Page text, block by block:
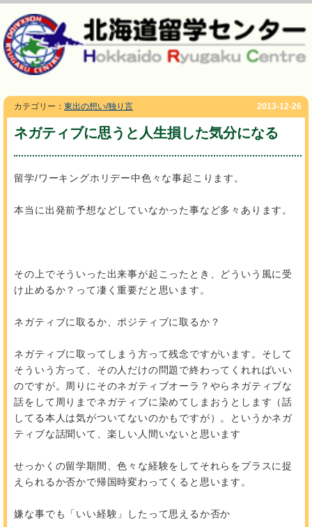
カテゴリー：東出の想い/独り言 2013-12-26
ネガティブに思うと人生損した気分になる
留学/ワーキングホリデー中色々な事起こります。
本当に出発前予想などしていなかった事など多々あります。
その上でそういった出来事が起こったとき、どういう風に受
け止めるか？って凄く重要だと思います。
ネガティブに取るか、ポジティブに取るか？
ネガティブに取ってしまう方って残念ですがいます。そして
そういう方って、その人だけの問題で終わってくれればいい
のですが。周りにそのネガティブオーラ？やらネガティブな
話をして周りまでネガティブに染めてしまおうとします（話
してる本人は気がついてないのかもですが）。というかネガ
ティブな話聞いて、楽しい人間いないと思います
せっかくの留学期間、色々な経験をしてそれらをプラスに捉
えられるか否かで帰国時変わってくると思います。
嫌な事でも「いい経験」したって思えるか否か